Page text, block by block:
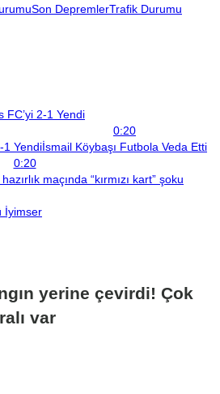
Son DepremlerTrafik Durumu
FC’yi 2-1 Yendi
1 Yendi
0:20
İsmail Köybaşı Futbola Veda Etti
0:20
maçında “kırmızı kart” şoku
İyimser
yerine çevirdi! Çok
var